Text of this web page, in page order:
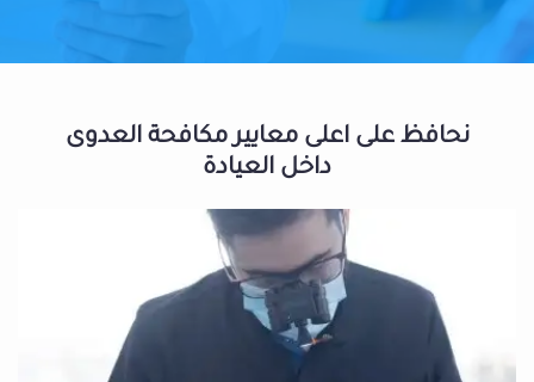
نحافظ على اعلى معايير مكافحة العدوى
داخل العيادة